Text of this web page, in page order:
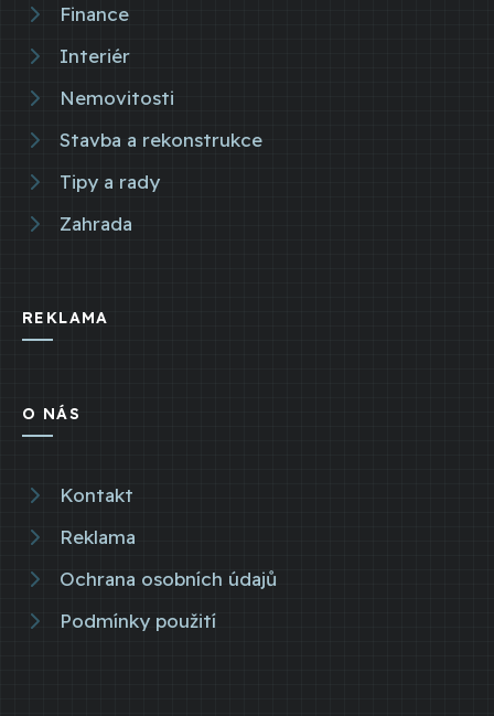
Finance
Interiér
Nemovitosti
Stavba a rekonstrukce
Tipy a rady
Zahrada
REKLAMA
O NÁS
Kontakt
Reklama
Ochrana osobních údajů
Podmínky použití